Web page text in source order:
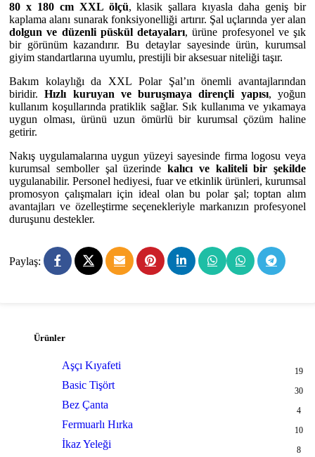
80 x 180 cm XXL ölçü, klasik şallara kıyasla daha geniş bir
kaplama alanı sunarak fonksiyonelliği artırır. Şal uçlarında yer alan
dolgun ve düzenli püskül detayaları, ürüne profesyonel ve şık
bir görünüm kazandırır. Bu detaylar sayesinde ürün, kurumsal
giyim standartlarına uyumlu, prestijli bir aksesuar niteliği taşır.
Bakım kolaylığı da XXL Polar Şal’ın önemli avantajlarından
biridir.Hızlı kuruyan ve buruşmaya dirençli yapısı, yoğun
kullanım koşullarında pratiklik sağlar. Sık kullanıma ve yıkamaya
uygun olması, ürünü uzun ömürlü bir kurumsal çözüm haline
getirir.
Nakış uygulamalarına uygun yüzeyi sayesinde firma logosu veya
kurumsal semboller şal üzerinde kalıcı ve kaliteli bir şekilde
uygulanabilir. Personel hediyesi, fuar ve etkinlik ürünleri, kurumsal
promosyon çalışmaları için ideal olan bu polar şal; toptan alım
avantajları ve özelleştirme seçenekleriyle markanızın profesyonel
duruşunu destekler.
Paylaş:
Ürünler
Aşçı Kıyafeti 19
Basic Tişört 30
Bez Çanta 4
Fermuarlı Hırka 10
İkaz Yeleği 8